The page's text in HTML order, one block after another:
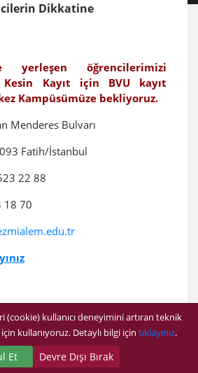
Dikkatine
yerleşen öğrencilerimizi
Kesin Kayıt için BVU kayıt
Kampüsümüze bekliyoruz.
Menderes Bulvarı
Fatih/İstanbul
22 88
18 70
adım adım kayıt işlemlerini
etmeniz, kayıt işlemlerinizi
sürede tamamlayabilmenizi
(cookie) kullanıcı deneyimini artıran teknik
kullanıyoruz. Detaylı bilgi için tıklayınız.
Et Devre Dışı Bırak